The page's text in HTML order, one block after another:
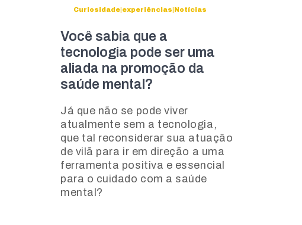
Curiosidade|experiências|Notícias
Você sabia que a
tecnologia pode ser uma
aliada na promoção da
saúde mental?
Já que não se pode viver
atualmente sem a tecnologia,
que tal reconsiderar sua atuação
de vilã para ir em direção a uma
ferramenta positiva e essencial
para o cuidado com a saúde
mental?